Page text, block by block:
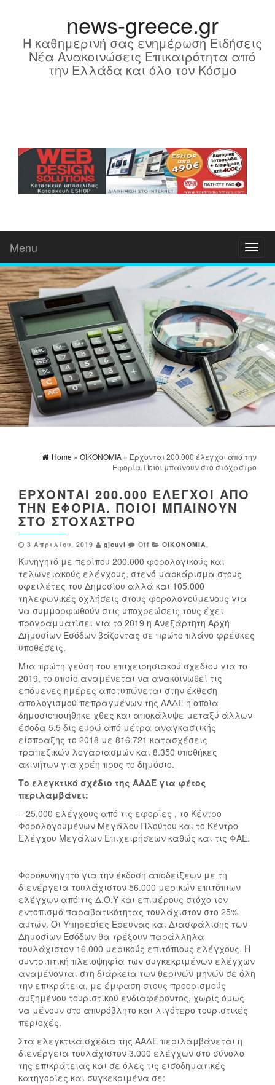
news-greece.gr
Η καθημερινή σας ενημέρωση Ειδήσεις
Νέα Ανακοινώσεις Επικαιρότητα από
την Ελλάδα και όλο τον Κόσμο
Menu
Home » ΟΙΚΟΝΟΜΙΑ » Έρχονται 200.000 έλεγχοι από την
Εφορία. Ποιοι μπαίνουν στο στόχαστρο
ΈΡΧΟΝΤΑΙ 200.000 ΈΛΕΓΧΟΙ ΑΠΌ
ΤΗΝ ΕΦΟΡΊΑ. ΠΟΙΟΙ ΜΠΑΊΝΟΥΝ
ΣΤΟ ΣΤΌΧΑΣΤΡΟ
3 Απριλίου, 2019 gjouvi Off ΟΙΚΟΝΟΜΙΑ,
Κυνηγητό με περίπου 200.000 φορολογικούς και
τελωνειακούς ελέγχους, στενό μαρκάρισμα στους
οφειλέτες του Δημοσίου αλλά και 105.000
τηλεφωνικές οχλήσεις στους φορολογούμενους για
να συμμορφωθούν στις υποχρεώσεις τους έχει
προγραμματίσει για το 2019 η Ανεξάρτητη Αρχή
Δημοσίων Εσόδων βάζοντας σε πρώτο πλάνο φρέσκες
υποθέσεις.
Μια πρώτη γεύση του επιχειρησιακού σχεδίου για το
2019, το οποίο αναμένεται να ανακοινωθεί τις
επόμενες ημέρες αποτυπώνεται στην έκθεση
απολογισμού πεπραγμένων της ΑΑΔΕ η οποία
δημοσιοποιήθηκε χθες και αποκάλυψε μεταξύ άλλων
έσοδα 5,5 δις ευρώ από μέτρα αναγκαστικής
είσπραξης το 2018 με 816.721 κατασχέσεις
τραπεζικών λογαριασμών και 8.350 υποθήκες
ακινήτων για χρέη προς το δημόσιο.
Το ελεγκτικό σχέδιο της ΑΑΔΕ για φέτος
περιλαμβάνει:
– 25.000 ελέγχους από τις εφορίες , το Κέντρο
Φορολογουμένων Μεγάλου Πλούτου και το Κέντρο
Ελέγχου Μεγάλων Επιχειρήσεων καθώς και τις ΦΑΕ.
Φοροκυνηγητό για την έκδοση αποδείξεων με τη
διενέργεια τουλάχιστον 56.000 μερικών επιτόπιων
ελέγχων από τις Δ.Ο.Υ και επιμέρους στόχο τον
εντοπισμό παραβατικότητας τουλάχιστον στο 25%
αυτών. Οι Υπηρεσίες Έρευνας και Διασφάλισης των
Δημοσίων Εσόδων θα τρέξουν παράλληλα
τουλάχιστον 16.000 μερικούς επιτόπιους ελέγχους. Η
συντριπτική πλειοψηφία των συγκεκριμένων ελέγχων
αναμένονται στη διάρκεια των θερινών μηνών σε όλη
την επικράτεια, με έμφαση στους προορισμούς
αυξημένου τουριστικού ενδιαφέροντος, χωρίς όμως
να μένουν στο απυρόβλητο και λιγότερο τουριστικές
περιοχές.
Στα ελεγκτικά σχέδια της ΑΑΔΕ περιλαμβάνεται η
διενέργεια τουλάχιστον 3.000 ελέγχων στο σύνολο
της επικράτειας και σε όλες τις εισοδηματικές
κατηγορίες και συγκεκριμένα σε: